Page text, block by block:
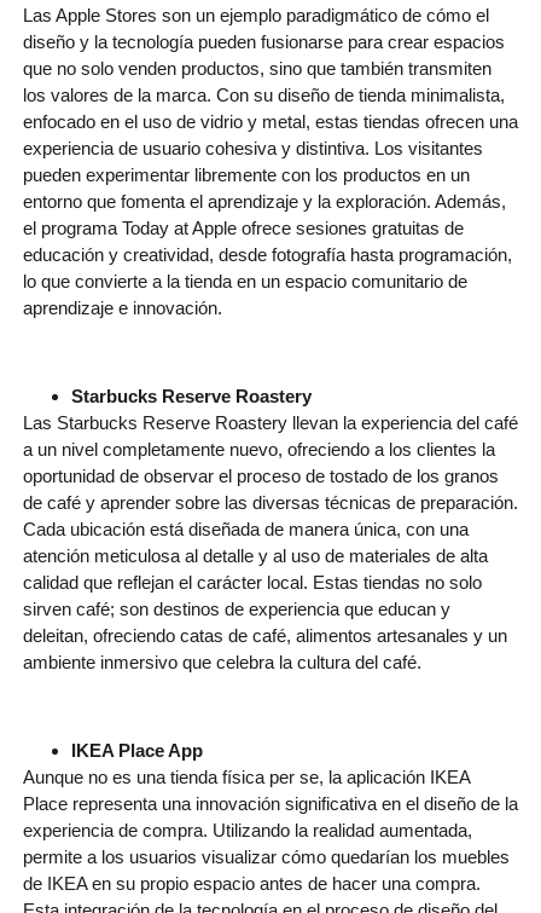
Las Apple Stores son un ejemplo paradigmático de cómo el
diseño y la tecnología pueden fusionarse para crear espacios
que no solo venden productos, sino que también transmiten
los valores de la marca. Con su diseño de tienda minimalista,
enfocado en el uso de vidrio y metal, estas tiendas ofrecen una
experiencia de usuario cohesiva y distintiva. Los visitantes
pueden experimentar libremente con los productos en un
entorno que fomenta el aprendizaje y la exploración. Además,
el programa Today at Apple ofrece sesiones gratuitas de
educación y creatividad, desde fotografía hasta programación,
lo que convierte a la tienda en un espacio comunitario de
aprendizaje e innovación.
Starbucks Reserve Roastery
Las Starbucks Reserve Roastery llevan la experiencia del café
a un nivel completamente nuevo, ofreciendo a los clientes la
oportunidad de observar el proceso de tostado de los granos
de café y aprender sobre las diversas técnicas de preparación.
Cada ubicación está diseñada de manera única, con una
atención meticulosa al detalle y al uso de materiales de alta
calidad que reflejan el carácter local. Estas tiendas no solo
sirven café; son destinos de experiencia que educan y
deleitan, ofreciendo catas de café, alimentos artesanales y un
ambiente inmersivo que celebra la cultura del café.
IKEA Place App
Aunque no es una tienda física per se, la aplicación IKEA
Place representa una innovación significativa en el diseño de la
experiencia de compra. Utilizando la realidad aumentada,
permite a los usuarios visualizar cómo quedarían los muebles
de IKEA en su propio espacio antes de hacer una compra.